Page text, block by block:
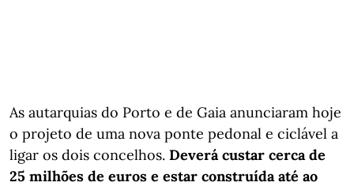
As autarquias do Porto e de Gaia anunciaram hoje
o projeto de uma nova ponte pedonal e ciclável a
ligar os dois concelhos. Deverá custar cerca de
25 milhões de euros e estar construída até ao